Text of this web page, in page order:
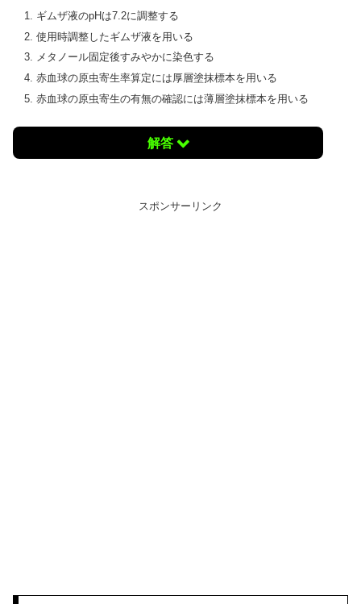
ギムザ液のpHは7.2に調整する
使用時調整したギムザ液を用いる
メタノール固定後すみやかに染色する
赤血球の原虫寄生率算定には厚層塗抹標本を用いる
赤血球の原虫寄生の有無の確認には薄層塗抹標本を用いる
解答
スポンサーリンク